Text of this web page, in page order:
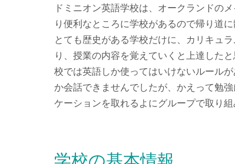
ドミニオン英語学校は、オークランドの
り便利なところに学校があるので帰り道
とても歴史がある学校だけに、カリキュ
り、授業の内容を覚えていくと上達した
校では英語しか使ってはいけないルール
か会話できませんでしたが、かえって勉
ケーションを取れるよにグループで取り